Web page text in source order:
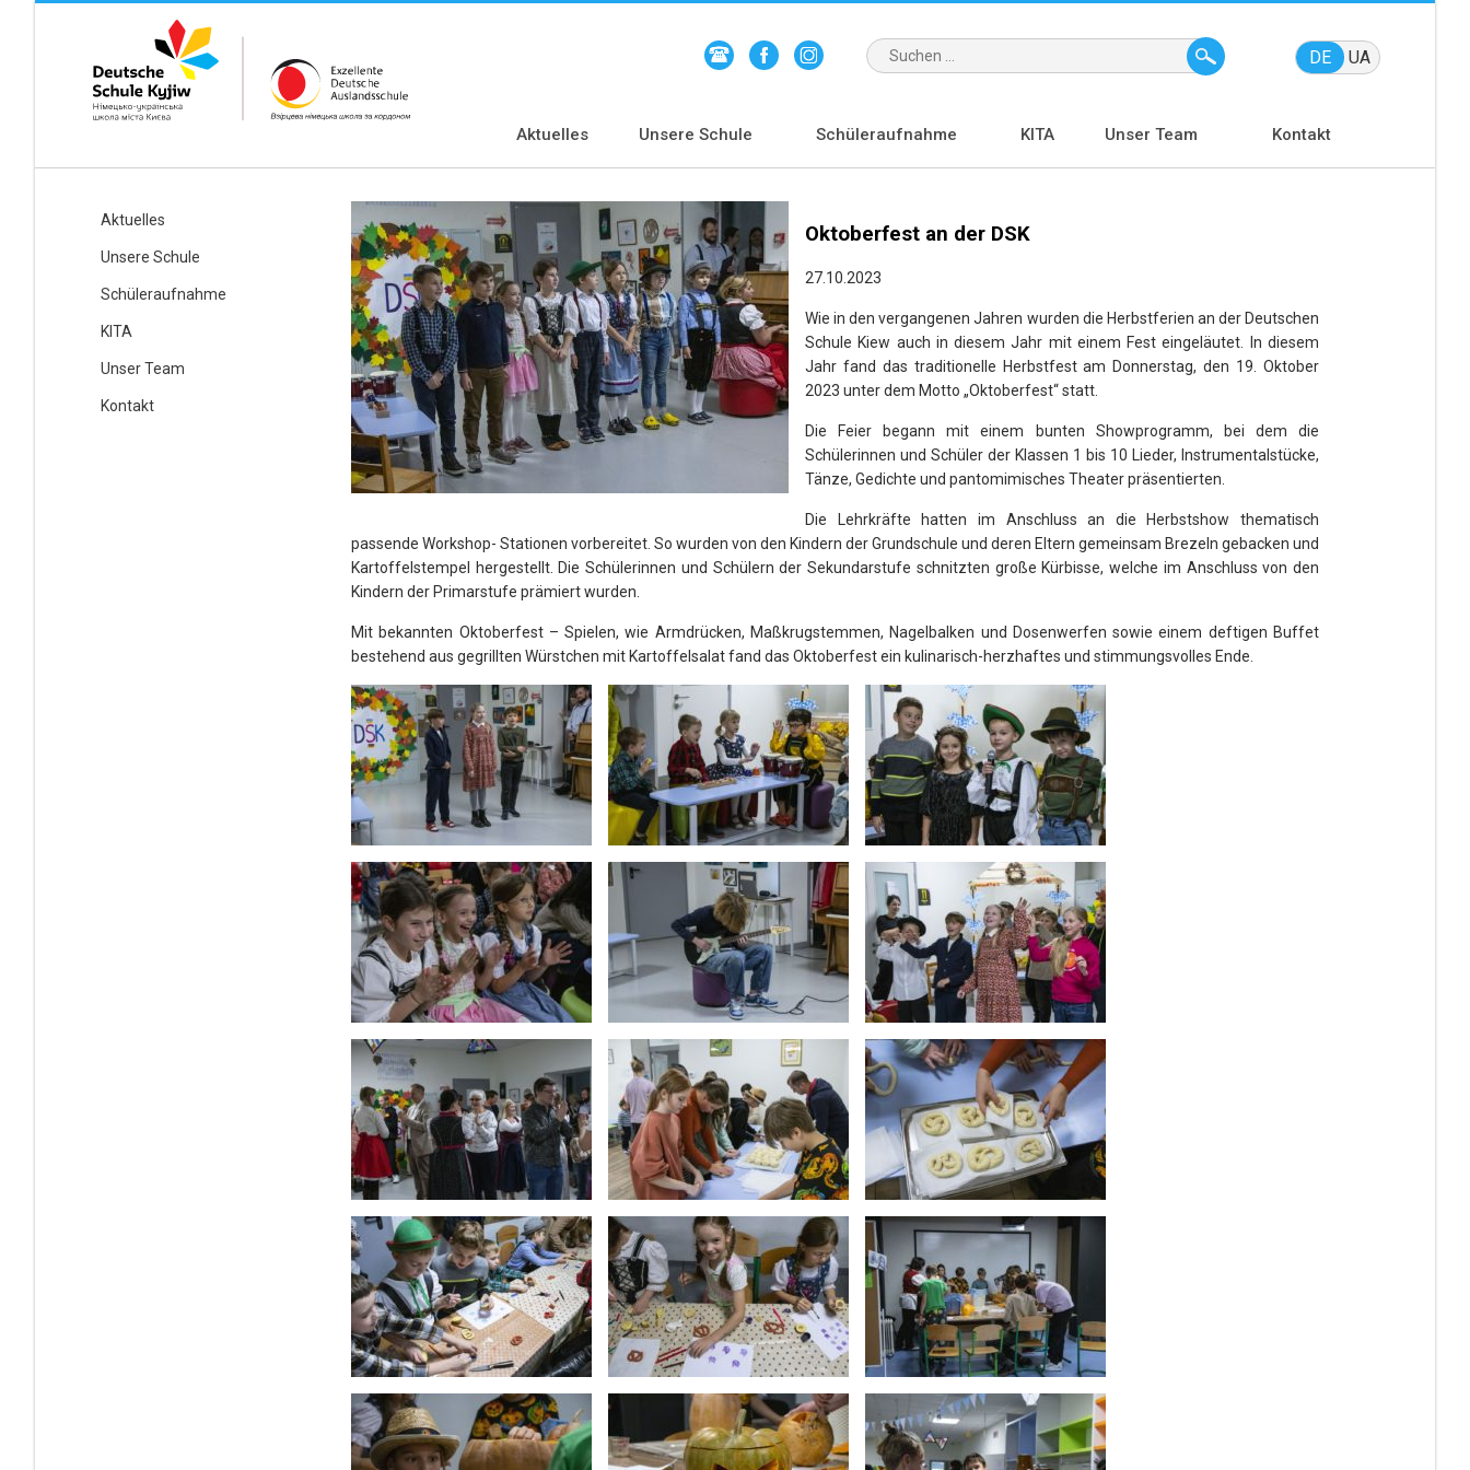
DE UA
Aktuelles Unsere Schule Schüleraufnahme KITA Unser Team Kontakt
Aktuelles
Unsere Schule
Schüleraufnahme
KITA
Unser Team
Kontakt
Oktoberfest an der DSK
27.10.2023
Wie in den vergangenen Jahren wurden die Herbstferien an der Deutschen
Schule Kiew auch in diesem Jahr mit einem Fest eingeläutet. In diesem
Jahr fand das traditionelle Herbstfest am Donnerstag, den 19. Oktober
2023 unter dem Motto „Oktoberfest“ statt.
Die Feier begann mit einem bunten Showprogramm, bei dem die
Schülerinnen und Schüler der Klassen 1 bis 10 Lieder, Instrumentalstücke,
Tänze, Gedichte und pantomimisches Theater präsentierten.
Die Lehrkräfte hatten im Anschluss an die Herbstshow thematisch
passende Workshop- Stationen vorbereitet. So wurden von den Kindern der Grundschule und deren Eltern gemeinsam Brezeln gebacken und
Kartoffelstempel hergestellt. Die Schülerinnen und Schülern der Sekundarstufe schnitzten große Kürbisse, welche im Anschluss von den
Kindern der Primarstufe prämiert wurden.
Mit bekannten Oktoberfest – Spielen, wie Armdrücken, Maßkrugstemmen, Nagelbalken und Dosenwerfen sowie einem deftigen Buffet
bestehend aus gegrillten Würstchen mit Kartoffelsalat fand das Oktoberfest ein kulinarisch-herzhaftes und stimmungsvolles Ende.